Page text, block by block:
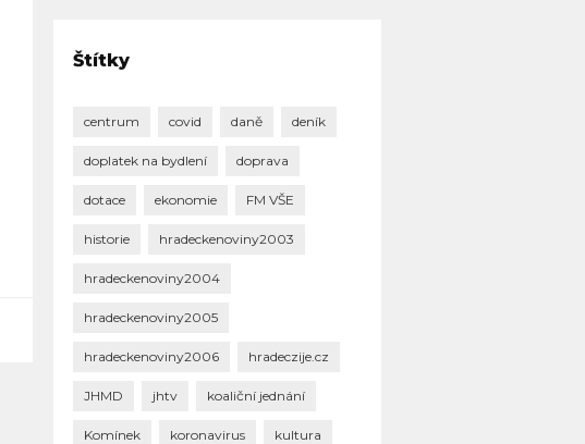
Štítky
centrum covid daně deník
doplatek na bydlení doprava
dotace ekonomie FM VŠE
historie hradeckenoviny2003
hradeckenoviny2004
hradeckenoviny2005
hradeckenoviny2006 hradeczije.cz
JHMD jhtv koaliční jednání
Komínek koronavirus kultura